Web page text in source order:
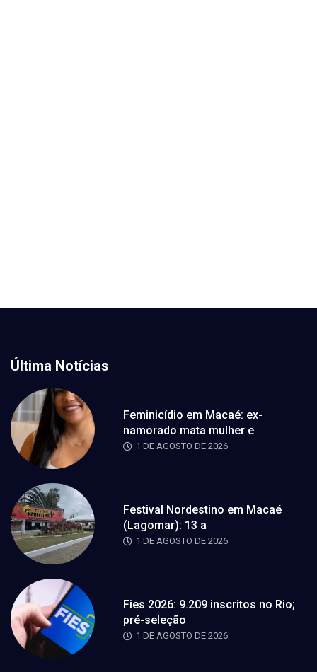
Última Notícias
Feminicídio em Macaé: ex-
namorado mata mulher e
1 DE AGOSTO DE 2026
Festival Nordestino em Macaé
(Lagomar): 13 a
1 DE AGOSTO DE 2026
Fies 2026: 9.209 inscritos no Rio;
pré-seleção
1 DE AGOSTO DE 2026